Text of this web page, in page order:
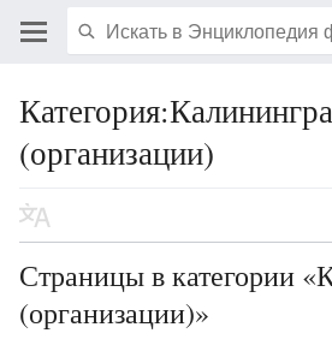
(организации)
Страницы в категории
(организации)»